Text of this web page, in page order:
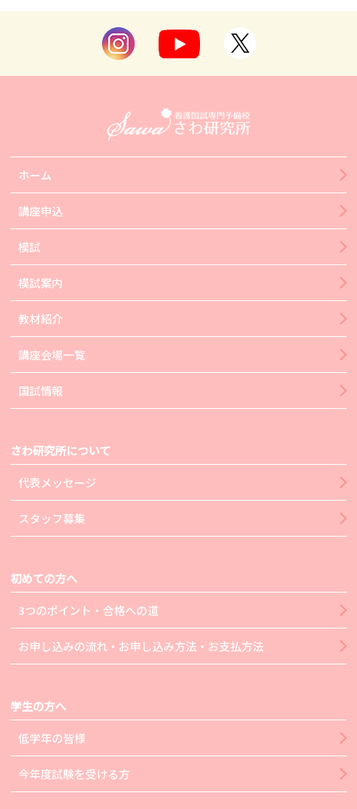
ホーム
講座申込
模試
模試案内
教材紹介
講座会場一覧
国試情報
さわ研究所について
代表メッセージ
スタッフ募集
初めての方へ
3つのポイント・合格への道
お申し込みの流れ・お申し込み方法・お支払方法
学生の方へ
低学年の皆様
今年度試験を受ける方